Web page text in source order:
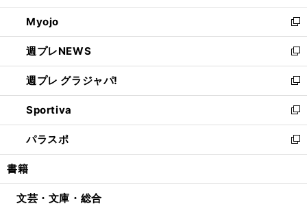
開
く
ウ
で
開
く
ン
ド
ウ
で
開
く
ウ
ィ
ン
ド
ウ
で
開
く
Myojo
新
し
い
ウ
ィ
ン
ド
ウ
で
開
週プレNEWS
新
し
い
ウ
ィ
ン
ド
ウ
開
週プレ グラジャパ!
新
し
い
ウ
ィ
ン
ウ
Sportiva
新
し
い
ウ
ン
パラスポ
新
し
ウ
書籍
文芸・文庫・総合